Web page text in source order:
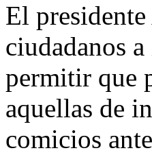
El
ciudadanos
permitir que
aquellas de
comicios